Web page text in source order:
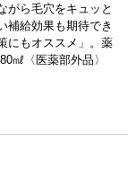
がら毛穴をキュッと
補給効果も期待でき
にもオススメ」。薬
㎖〈医薬部外品〉